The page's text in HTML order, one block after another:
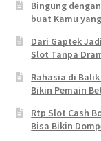
Bingung
buat Kamu
Dari Gaptek
Slot Tanpa
Rahasia di
Bikin Pemain
Rtp Slot Cash
Bisa Bikin